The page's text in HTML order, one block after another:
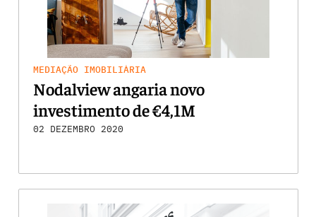
MEDIAÇÃO IMOBILIÁRIA
Nodalview angaria novo
investimento de €4,1M
02 DEZEMBRO 2020